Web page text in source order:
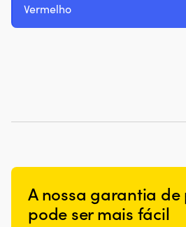
Vermelho
A nossa garantia de
pode ser mais fácil